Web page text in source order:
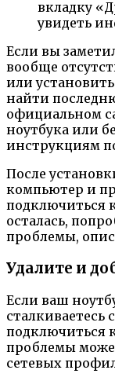
вкладку
увидеть
Если вы
вообще
или
найти
официальном
ноутбука или
инструкциям
После
компьютер и
подключиться
осталась,
проблемы,
Удалите и
Если ваш
сталкиваетесь
подключиться
проблемы
сетевых